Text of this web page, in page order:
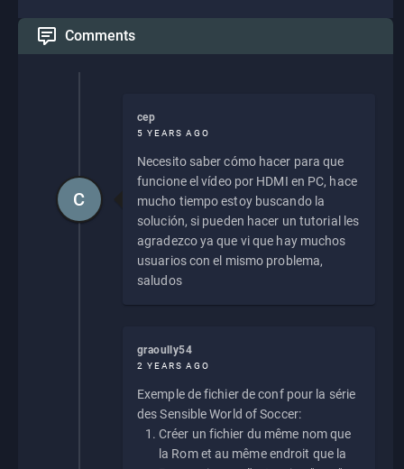
Comments
cep
5 YEARS AGO
Necesito saber cómo hacer para que
funcione el vídeo por HDMI en PC, hace
mucho tiempo estoy buscando la
solución, si pueden hacer un tutorial les
agradezco ya que vi que hay muchos
usuarios con el mismo problema,
saludos
C
graoully54
2 YEARS AGO
Exemple de fichier de conf pour la série
des Sensible World of Soccer:
Créer un fichier du même nom que
la Rom et au même endroit que la